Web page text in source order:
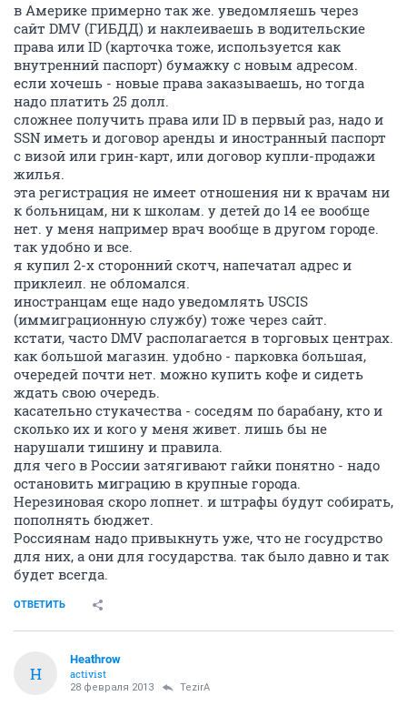
в Америке примерно так же. уведомляешь через
сайт DMV (ГИБДД) и наклеиваешь в водительские
права или ID (карточка тоже, используется как
внутренний паспорт) бумажку с новым адресом.
если хочешь - новые права заказываешь, но тогда
надо платить 25 долл.
сложнее получить права или ID в первый раз, надо и
SSN иметь и договор аренды и иностранный паспорт
с визой или грин-карт, или договор купли-продажи
жилья.
эта регистрация не имеет отношения ни к врачам ни
к больницам, ни к школам. у детей до 14 ее вообще
нет. у меня например врач вообще в другом городе.
так удобно и все.
я купил 2-х сторонний скотч, напечатал адрес и
приклеил. не обломался.
иностранцам еще надо уведомлять USCIS
(иммиграционную службу) тоже через сайт.
кстати, часто DMV располагается в торговых центрах.
как большой магазин. удобно - парковка большая,
очередей почти нет. можно купить кофе и сидеть
ждать свою очередь.
касательно стукачества - соседям по барабану, кто и
сколько их и кого у меня живет. лишь бы не
нарушали тишину и правила.
для чего в России затягивают гайки понятно - надо
остановить миграцию в крупные города.
Нерезиновая скоро лопнет. и штрафы будут собирать,
пополнять бюджет.
Россиянам надо привыкнуть уже, что не госудрство
для них, а они для государства. так было давно и так
будет всегда.
ОТВЕТИТЬ
H
Heathrow
activist
28 февраля 2013 TezirA